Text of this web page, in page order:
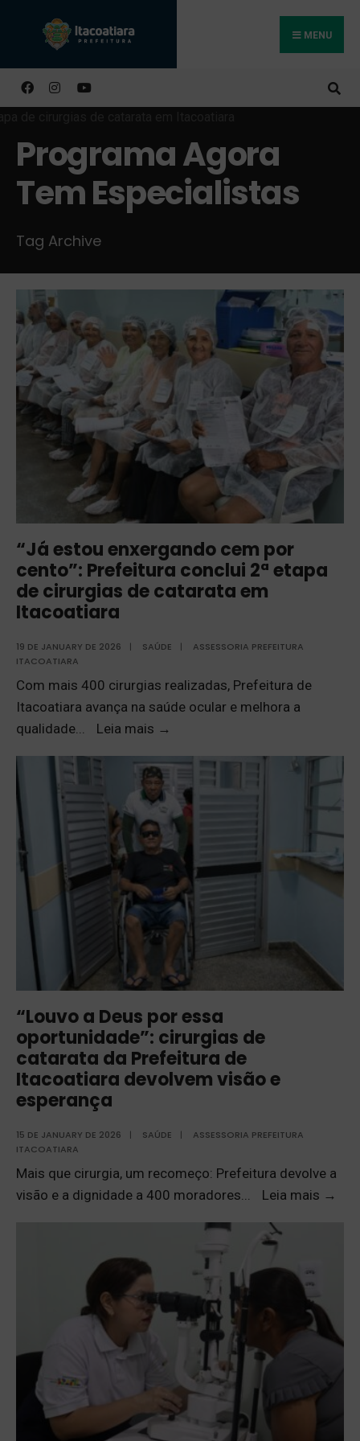
MENU
Programa Agora
Tem Especialistas
Tag Archive
“Já estou enxergando cem por
cento”: Prefeitura conclui 2ª etapa
de cirurgias de catarata em
Itacoatiara
19 DE JANUARY DE 2026 | SAÚDE |
ASSESSORIA PREFEITURA
ITACOATIARA
Com mais 400 cirurgias realizadas, Prefeitura de
Itacoatiara avança na saúde ocular e melhora a
qualidade... Leia mais →
“Louvo a Deus por essa
oportunidade”: cirurgias de
catarata da Prefeitura de
Itacoatiara devolvem visão e
esperança
15 DE JANUARY DE 2026 | SAÚDE |
ASSESSORIA PREFEITURA
ITACOATIARA
Mais que cirurgia, um recomeço: Prefeitura devolve a
visão e a dignidade a 400 moradores
Leia mais →
Buscar